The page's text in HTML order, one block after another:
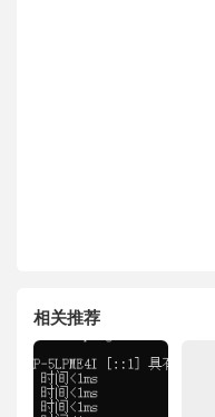
相关推荐